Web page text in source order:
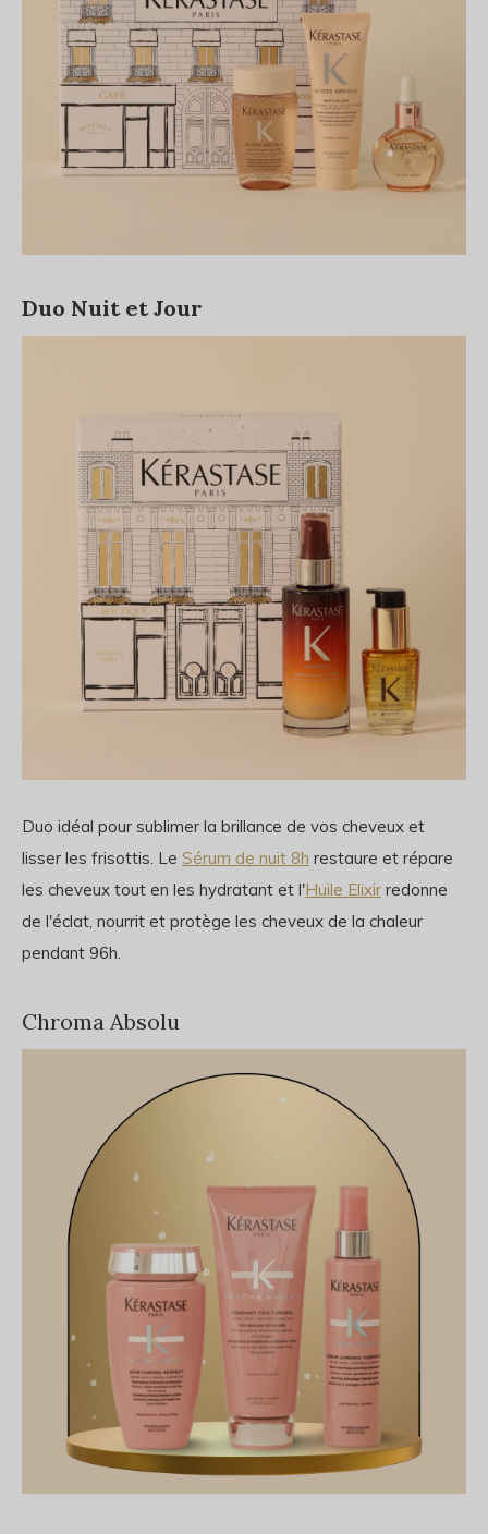
Duo Nuit et Jour
Duo idéal pour sublimer la brillance de vos cheveux et
lisser les frisottis. Le Sérum de nuit 8h restaure et répare
les cheveux tout en les hydratant et l'Huile Elixir redonne
de l'éclat, nourrit et protège les cheveux de la chaleur
pendant 96h.
Chroma Absolu